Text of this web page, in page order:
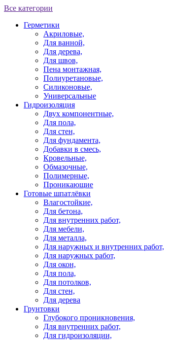
Все категории
Герметики
Акриловые,
Для ванной,
Для дерева,
Для швов,
Пена монтажная,
Полиуретановые,
Силиконовые,
Универсальные
Гидроизоляция
Двух компонентные,
Для пола,
Для стен,
Для фундамента,
Добавки в смесь,
Кровельные,
Обмазочные,
Полимерные,
Проникающие
Готовые шпатлёвки
Влагостойкие,
Для бетона,
Для внутренних работ,
Для мебели,
Для металла,
Для наружных и внутренних работ,
Для наружных работ,
Для окон,
Для пола,
Для потолков,
Для стен,
Для дерева
Грунтовки
Глубокого проникновения,
Для внутренних работ,
Для гидроизоляции,